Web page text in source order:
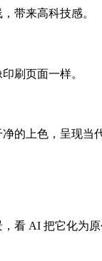
带来高科技感。
刷页面一样。
的上色，呈现当
看 AI 把它化为